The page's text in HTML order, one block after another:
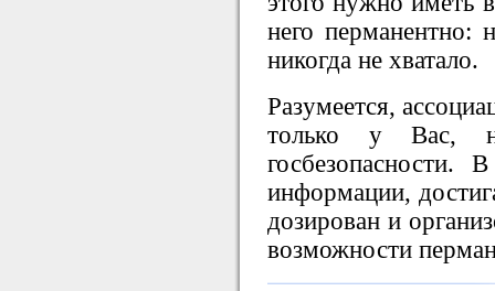
него перманентно:
никогда не хватало.
Разумеется,
только у Вас,
госбезопасности.
информации,
дозирован и
возможности